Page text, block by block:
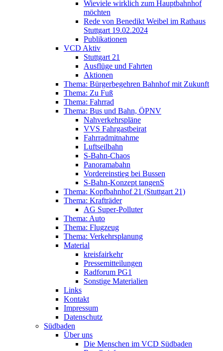
Wieviele wirklich zum Hauptbahnhof
möchten
Rede von Benedikt Weibel im Rathaus
Stuttgart 19.02.2024
Publikationen
VCD Aktiv
Stuttgart 21
Ausflüge und Fahrten
Aktionen
Thema: Bürgerbegehren Bahnhof mit Zukunft
Thema: Zu Fuß
Thema: Fahrrad
Thema: Bus und Bahn, ÖPNV
Nahverkehrspläne
VVS Fahrgastbeirat
Fahrradmitnahme
Luftseilbahn
S-Bahn-Chaos
Panoramabahn
Vordereinstieg bei Bussen
S-Bahn-Konzept tangenS
Thema: Kopfbahnhof 21 (Stuttgart 21)
Thema: Krafträder
AG Super-Polluter
Thema: Auto
Thema: Flugzeug
Thema: Verkehrsplanung
Material
kreisfairkehr
Pressemitteilungen
Radforum PG1
Sonstige Materialien
Links
Kontakt
Impressum
Datenschutz
Südbaden
Über uns
Die Menschen im VCD Südbaden